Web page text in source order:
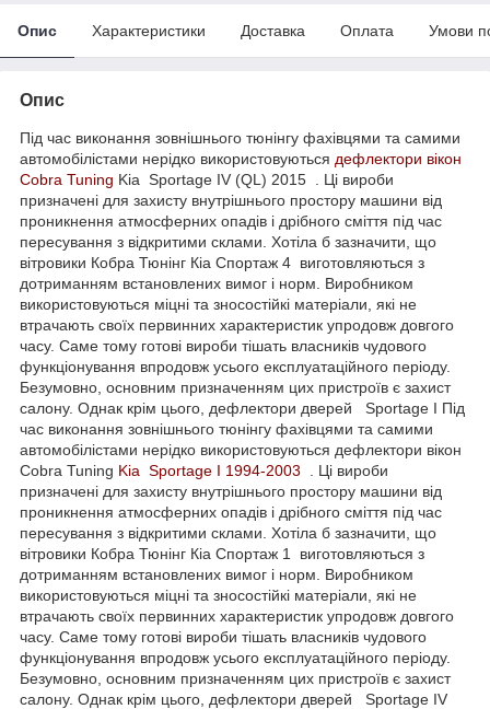
Опис Характеристики Доставка Оплата Умови
Опис
Під час виконання зовнішнього тюнінгу фахівцями та самими
автомобілістами нерідко використовуються дефлектори вікон
Cobra Tuning Kia Sportage IV (QL) 2015 . Ці вироби
призначені для захисту внутрішнього простору машини від
проникнення атмосферних опадів і дрібного сміття під час
пересування з відкритими склами. Хотіла б зазначити, що
вітровики Кобра Тюнінг Кіа Спортаж 4 виготовляються з
дотриманням встановлених вимог і норм. Виробником
використовуються міцні та зносостійкі матеріали, які не
втрачають своїх первинних характеристик упродовж довгого
часу. Саме тому готові вироби тішать власників чудового
функціонування впродовж усього експлуатаційного періоду.
Безумовно, основним призначенням цих пристроїв є захист
салону. Однак крім цього, дефлектори дверей Sportage I Під
час виконання зовнішнього тюнінгу фахівцями та самими
автомобілістами нерідко використовуються дефлектори вікон
Cobra Tuning Kia Sportage I 1994-2003 . Ці вироби
призначені для захисту внутрішнього простору машини від
проникнення атмосферних опадів і дрібного сміття під час
пересування з відкритими склами. Хотіла б зазначити, що
вітровики Кобра Тюнінг Кіа Спортаж 1 виготовляються з
дотриманням встановлених вимог і норм. Виробником
використовуються міцні та зносостійкі матеріали, які не
втрачають своїх первинних характеристик упродовж довгого
часу. Саме тому готові вироби тішать власників чудового
функціонування впродовж усього експлуатаційного періоду.
Безумовно, основним призначенням цих пристроїв є захист
салону. Однак крім цього, дефлектори дверей Sportage IV